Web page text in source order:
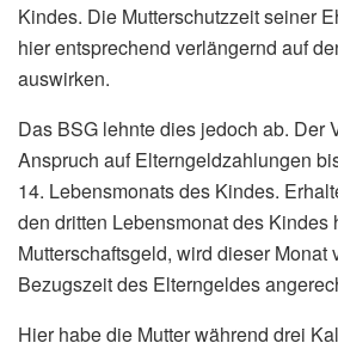
Kindes. Die Mutterschutzzeit seiner
hier entsprechend verlängernd auf
auswirken.
Das BSG lehnte dies jedoch ab. Der
Anspruch auf Elterngeldzahlungen
14. Lebensmonats des Kindes.
den dritten Lebensmonat des Kindes
Mutterschaftsgeld, wird dieser Monat
Bezugszeit des Elterngeldes
Hier habe die Mutter während drei